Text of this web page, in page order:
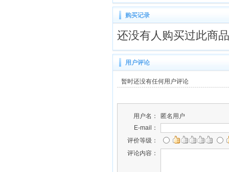
购买记录
还没有人购买过此商品
用户评论
暂时还没有任何用户评论
用户名：
匿名用户
E-mail：
评价等级：
评论内容：